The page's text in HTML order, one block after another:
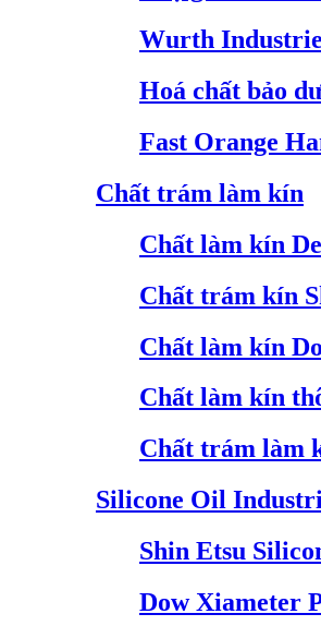
Wurth
Hoá chất bảo
Fast Orange
Chất trám làm kín
Chất làm kín
Chất trám kín
Chất làm kín
Chất làm kín
Chất trám làm
Silicone Oil
Shin Etsu
Dow Xiameter